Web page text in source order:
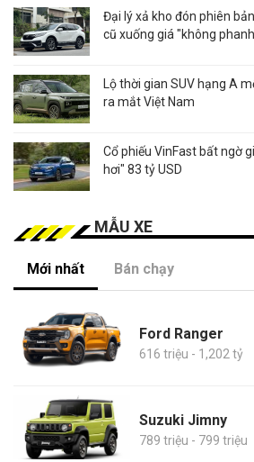
Đại lý xả kho đón phiên
cũ xuống giá "không
Lộ thời gian SUV hạng A
ra mắt Việt Nam
Cổ phiếu VinFast bất ngờ
hơi" 83 tỷ USD
MẪU XE
Mới nhất Bán chạy
Ford Ranger
616 triệu - 1,202 tỷ
Suzuki Jimny
789 triệu - 799 triệu